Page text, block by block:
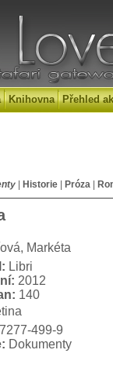
Knihovna Přehled
Historie Próza
Markéta
Libri
2012
140
499-9
Dokumenty